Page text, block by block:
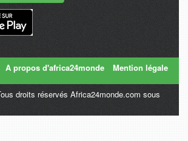
A propos d'africa24monde Mention légale
droits réservés Africa24monde.com sous